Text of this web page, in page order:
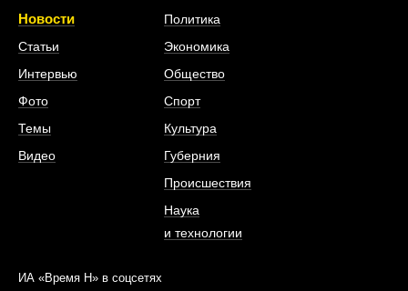
Новости
Статьи
Интервью
Фото
Темы
Видео
Политика
Экономика
Общество
Спорт
Культура
Губерния
Происшествия
Наука
и технологии
ИА «Время Н» в соцсетях